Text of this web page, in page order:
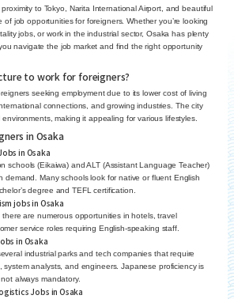
to Tokyo, Narita International Airport, and beautiful
job opportunities for foreigners. Whether you’re looking
jobs, or work in the industrial sector, Osaka has plenty
navigate the job market and find the right opportunity
to work for foreigners?
seeking employment due to its lower cost of living
connections, and growing industries. The city
making it appealing for various lifestyles.
in Osaka
in Osaka
schools (Eikaiwa) and ALT (Assistant Language Teacher)
demand. Many schools look for native or fluent English
degree and TEFL certification.
jobs in Osaka
there are numerous opportunities in hotels, travel
service roles requiring English-speaking staff.
in Osaka
industrial parks and tech companies that require
system analysts, and engineers. Japanese proficiency is
always mandatory.
Jobs in Osaka